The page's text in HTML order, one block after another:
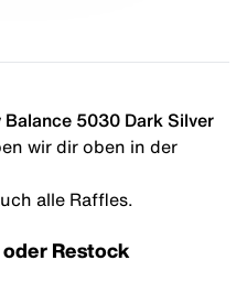
Balance 5030 Dark Silver
wir dir oben in der
alle Raffles.
oder Restock